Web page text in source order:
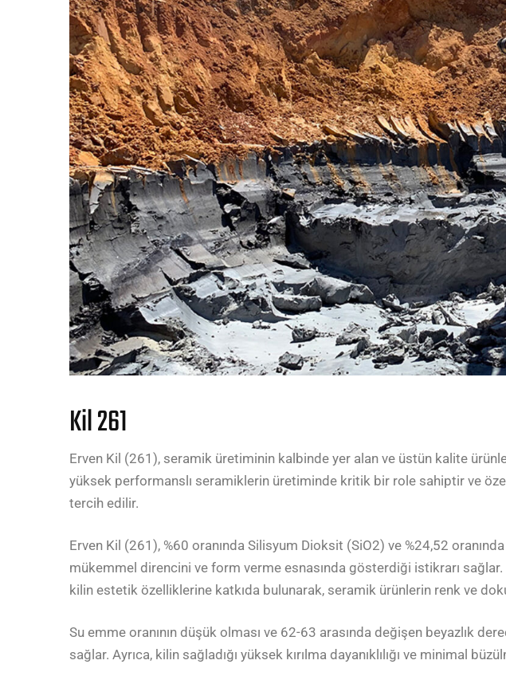
Kil 261
Erven Kil (261), seramik üretiminin kalbinde yer alan ve üstün kalite
yüksek performanslı seramiklerin üretiminde kritik bir role sahiptir ve
tercih edilir.
Erven Kil (261), %60 oranında Silisyum Dioksit (SiO2) ve %24,52
mükemmel direncini ve form verme esnasında gösterdiği istikrarı
kilin estetik özelliklerine katkıda bulunarak, seramik ürünlerin renk ve
Su emme oranının düşük olması ve 62-63 arasında değişen beyazlık
sağlar. Ayrıca, kilin sağladığı yüksek kırılma dayanıklılığı ve minimal